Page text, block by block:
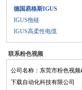
德国易格斯IGUS
IGUS拖链
IGUS高柔性电缆
联系粉色视频
APP下载
公司名称：东莞市粉色视频
下载自动化科技有限公司